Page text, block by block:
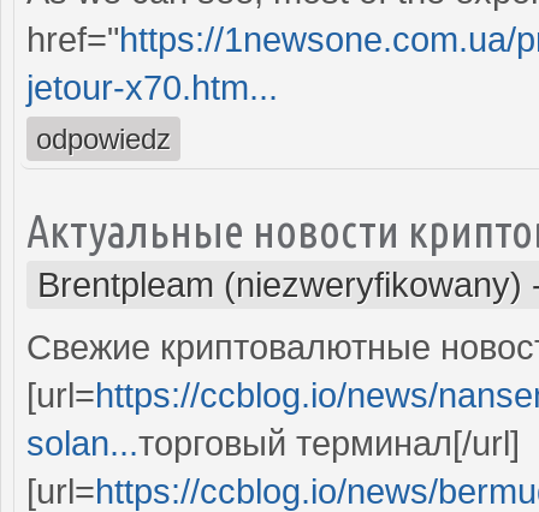
href="https://1newsone.com.ua/
jetour-x70.htm...
odpowiedz
Актуальные новости
Brentpleam (niezweryfikowany)
Свежие криптовалютные
[url=https://ccblog.io/news/
solan...торговый терминал[/url]
[url=https://ccblog.io/news/